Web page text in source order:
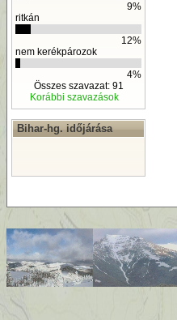
9%
ritkán
12%
nem kerékpározok
4%
Összes szavazat: 91
Korábbi szavazások
Bihar-hg. időjárása